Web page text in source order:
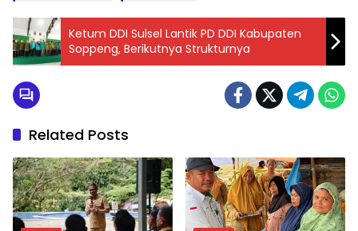
Ketum DDI Sulsel Lantik PD DDI Kabupaten
Soppeng, Berikutnya Strukturnya
Related Posts